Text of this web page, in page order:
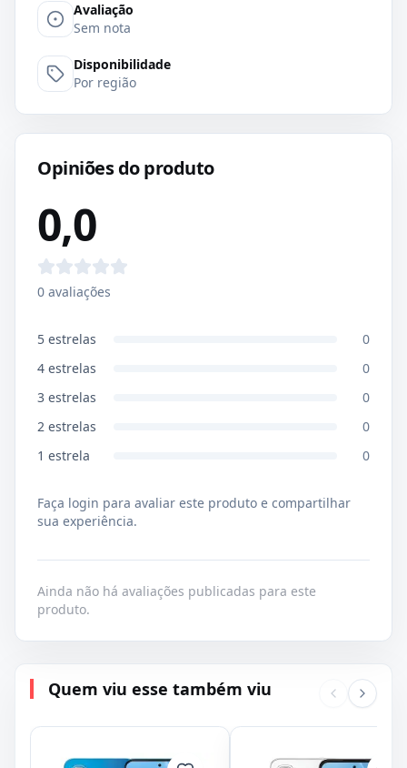
Avaliação
Sem nota
Disponibilidade
Por região
Opiniões do produto
0,0
0 avaliações
5 estrelas
0
4 estrelas
0
3 estrelas
0
2 estrelas
0
1 estrela 0
Faça login para avaliar este produto e compartilhar
sua experiência.
Ainda não há avaliações publicadas para este
produto.
Quem viu esse também viu